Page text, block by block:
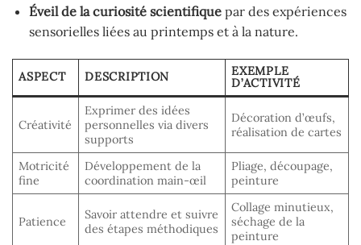
Éveil de la curiosité scientifiquepar des expériences
sensorielles liées au printemps et à la nature.
ASPECT DESCRIPTION
EXEMPLE
D’ACTIVITÉ
Créativité
Exprimer des idées
personnelles via divers
supports
Décoration d’œufs,
réalisation de cartes
Motricité
fine
Développement de la
coordination main-œil
Pliage, découpage,
peinture
Patience
Savoir attendre et suivre
des étapes méthodiques
Collage minutieux,
séchage de la
peinture